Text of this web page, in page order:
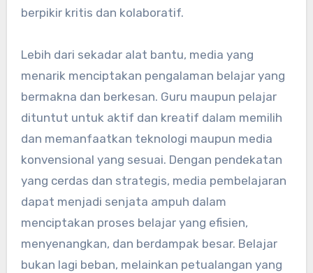
berpikir kritis dan kolaboratif.
Lebih dari sekadar alat bantu, media yang
menarik menciptakan pengalaman belajar yang
bermakna dan berkesan. Guru maupun pelajar
dituntut untuk aktif dan kreatif dalam memilih
dan memanfaatkan teknologi maupun media
konvensional yang sesuai. Dengan pendekatan
yang cerdas dan strategis, media pembelajaran
dapat menjadi senjata ampuh dalam
menciptakan proses belajar yang efisien,
menyenangkan, dan berdampak besar. Belajar
bukan lagi beban, melainkan petualangan yang